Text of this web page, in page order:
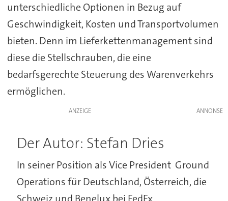
unterschiedliche Optionen in Bezug auf
Geschwindigkeit, Kosten und Transportvolumen
bieten. Denn im Lieferkettenmanagement sind
diese die Stellschrauben, die eine
bedarfsgerechte Steuerung des Warenverkehrs
ermöglichen.
ANZEIGE
Der Autor: Stefan Dries
In seiner Position als Vice President Ground
Operations für Deutschland, Österreich, die